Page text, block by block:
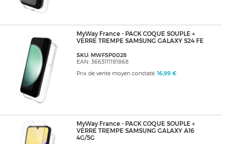
MyWay France - PACK COQUE SOUPLE +
VERRE TREMPE SAMSUNG GALAXY S24 FE
SKU: MWFSP0028
EAN: 3663111191868
Prix de vente moyen constaté: 16,99 €
MyWay France - PACK COQUE SOUPLE +
VERRE TREMPE SAMSUNG GALAXY A16
4G/5G